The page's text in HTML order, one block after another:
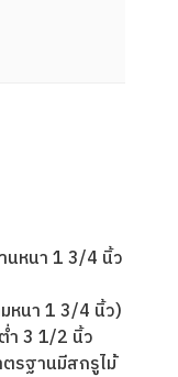
หนา 1 3/4 นิ้ว
หนา 1 3/4 นิ้ว)
3 1/2 นิ้ว
ฐานมีสกรูไม้